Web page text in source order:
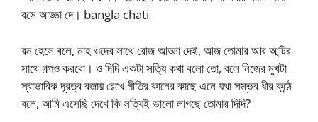
বসে আড্ডা দে। bangla chati
রন হেসে বলে, নাহ ওদের সাথে রোজ আড্ডা দেই, আজ তোমার আর আন্টির
সাথে গল্পও করবো। ও দিদি একটা সত্যি কথা বলো তো, বলে নিজের মুখটা
স্বাভাবিক দূরত্ব বজায় রেখে গীতির কানের কাছে এনে যথা সম্ভব ধীর কন্ঠে
বলে, আমি এসেছি দেখে কি সত্যিই ভালো লাগছে তোমার দিদি?